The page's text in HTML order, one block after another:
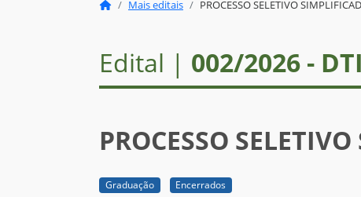
Mais editais PROCESSO SELETIVO
Edital | 002/2026 -
PROCESSO
Graduação Encerrados